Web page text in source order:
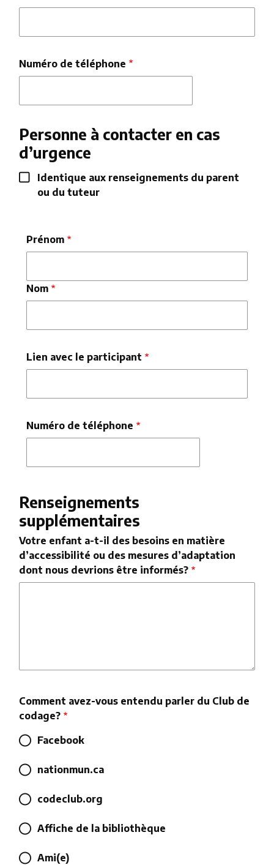
Numéro de téléphone
Personne à contacter en cas
d’urgence
Identique aux renseignements du parent
ou du tuteur
Contact
Name
Prénom
Nom
Lien avec le participant
Numéro de téléphone
Renseignements
supplémentaires
Votre enfant a-t-il des besoins en matière
d’accessibilité ou des mesures d’adaptation
dont nous devrions être informés?
Comment avez-vous entendu parler du Club de
codage?
Facebook
nationmun.ca
codeclub.org
Affiche de la bibliothèque
Ami(e)